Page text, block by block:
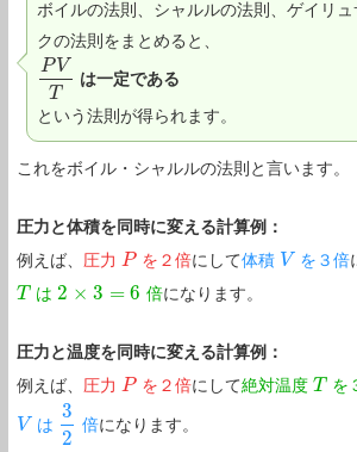
ボイルの法則、シャルルの法則、ゲイリュ
クの法則をまとめると、
PV
T
PVT
は一定である
という法則が得られます。
これをボイル・シャルルの法則と言います。
圧力と体積を同時に変える計算例：
例えば、 圧力 P
P を２倍にして体積 V
V を３倍
T
T は 2 × 3 = 6
2 ×3 =6 倍になります。
圧力と温度を同時に変える計算例：
例えば、 圧力 P
P を２倍にして絶対温度T
T を
V
V は
3
2
32 倍になります。